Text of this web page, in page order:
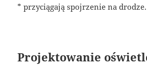
* przyciągają spojrzenie na drodze.
Projektowanie